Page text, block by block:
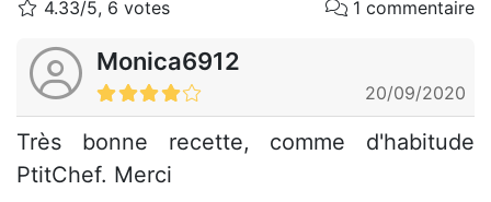
4.33/5, 6 votes 1 commentaire
Monica6912
20/09/2020
Très bonne recette, comme d'habitude
PtitChef. Merci